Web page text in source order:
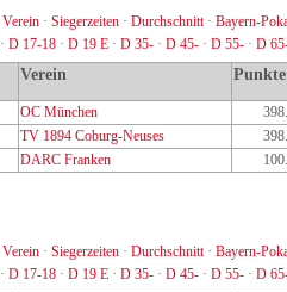
Verein · Siegerzeiten · Durchschnitt· Bayern-
· D 17-18 · D 19 E · D 35- · D 45- · D 55- · D
Verein Punkte
OC München
TV 1894 Coburg-Neuses
DARC Franken
Verein · Siegerzeiten · Durchschnitt· Bayern-
· D 17-18 · D 19 E · D 35- · D 45- · D 55- · D